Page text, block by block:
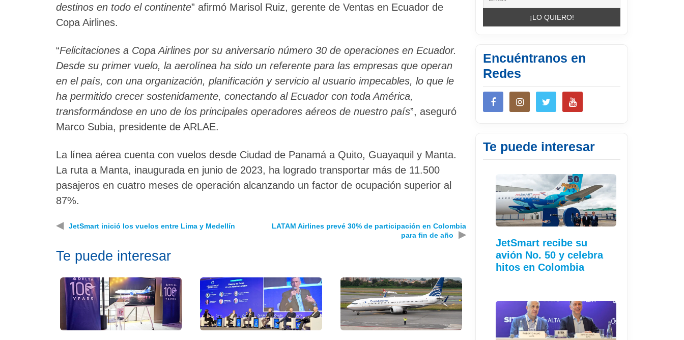
destinos en todo el continente” afirmó Marisol Ruiz, gerente de Ventas en Ecuador de
Copa Airlines.
“Felicitaciones a Copa Airlines por su aniversario número 30 de operaciones en Ecuador.
Desde su primer vuelo, la aerolínea ha sido un referente para las empresas que operan
en el país, con una organización, planificación y servicio al usuario impecables, lo que le
ha permitido crecer sostenidamente, conectando al Ecuador con toda América,
transformándose en uno de los principales operadores aéreos de nuestro país”, aseguró
Marco Subia, presidente de ARLAE.
La línea aérea cuenta con vuelos desde Ciudad de Panamá a Quito, Guayaquil y Manta.
La ruta a Manta, inaugurada en junio de 2023, ha logrado transportar más de 11.500
pasajeros en cuatro meses de operación alcanzando un factor de ocupación superior al
87%.
◀ JetSmart inició los vuelos entre Lima y Medellín
LATAM Airlines prevé 30% de participación en Colombia
para fin de año
▶
Te puede interesar
Encuéntranos en
Redes
Te puede interesar
JetSmart recibe su
avión No. 50 y celebra
hitos en Colombia